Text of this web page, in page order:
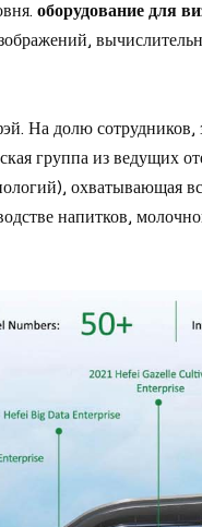
оборудование для
На долю
группа из ведущих
охватывающая
напитков,